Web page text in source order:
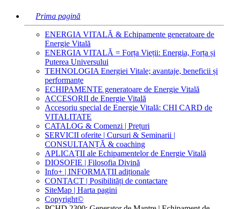
Prima pagină
ENERGIA VITALĂ & Echipamente generatoare de
Energie Vitală
ENERGIA VITALĂ = Forța Vieții: Energia, Forța și
Puterea Universului
TEHNOLOGIA Energiei Vitale; avantaje, beneficii și
performanțe
ECHIPAMENTE generatoare de Energie Vitală
ACCESORII de Energie Vitală
Accesoriu special de Energie Vitală: CHI CARD de
VITALITATE
CATALOG & Comenzi | Prețuri
SERVICII oferite | Cursuri & Seminarii |
CONSULTANȚĂ & coaching
APLICAȚII ale Echipamentelor de Energie Vitală
DIOSOFIE | Filosofia Divină
Info+ | INFORMAȚII adiționale
CONTACT | Posibilități de contactare
SiteMap | Harta pagini
Copyright©